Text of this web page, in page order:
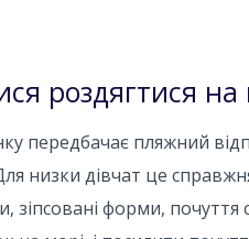
роздягтися
передбачає пляжний
низки дівчат це
зіпсовані форми,